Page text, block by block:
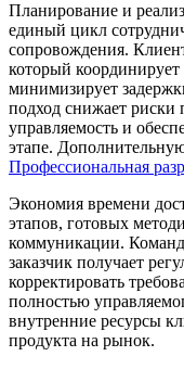
Планирование и
единый цикл
сопровождения.
который
минимизирует
подход снижает риски
управляемость и
этапе.
Профессиональная
Экономия времени
этапов, готовых
коммуникации.
заказчик получает
корректировать
полностью
внутренние ресурсы
продукта на рынок.